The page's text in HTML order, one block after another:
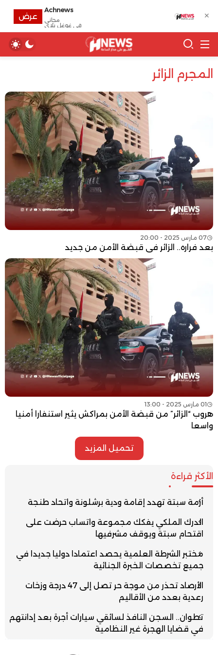
المجرم الزائر
07 مارس 2025 - 20:00
بعد فراره.. الزائر في قبضة الأمن من جديد
01 مارس 2025 - 13:00
هروب “الزائر” من قبضة الأمن بمراكش يثير استنفارا أمنيا
واسعا
تحميل المزيد
الأكثر قراءة
أزمة سبتة تهدد إقامة ودية برشلونة واتحاد طنجة
الدرك الملكي يفكك مجموعة واتساب حرضت على
اقتحام سبتة ويوقف مشرفيها
مختبر الشرطة العلمية يحصد اعتمادا دوليا جديدا في
جميع تخصصات الخبرة الجنائية
الأرصاد تحذر من موجة حر تصل إلى 47 درجة وزخات
رعدية بعدد من الأقاليم
تطوان.. السجن النافذ لسائقي سيارات أجرة بعد إدانتهم
في قضايا الهجرة غير النظامية
✕
Achnews
مجانى
في غوغل بلاي
عرض